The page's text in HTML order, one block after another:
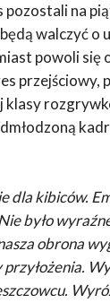
na
będą walczyć o
powoli się
przejściowy,
klasy
dla kibiców.
było
obrona